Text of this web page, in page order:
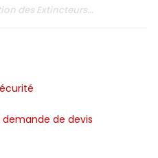
des Extincteurs...
de devis